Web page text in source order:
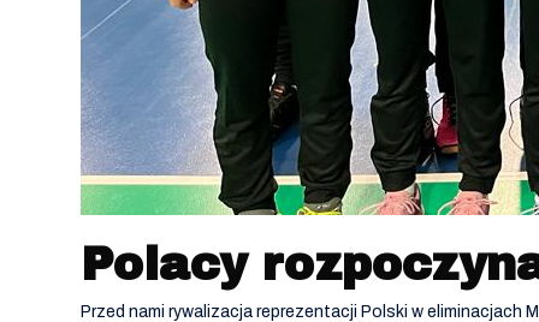
Polacy
Przed nami rywalizacja reprezentacji Polski w eliminacjach